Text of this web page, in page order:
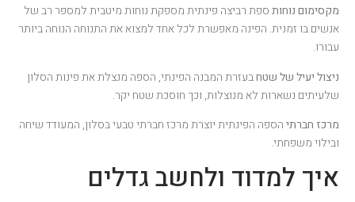
מקסימום נוחותספת רביצה פינתית מספקת נוחות מיטבית למספר רב של
אנשים בו זמנית. הפינה מאפשרת לכל אחד למצוא את התנוחה הנוחה ביותר
עבורו.
ניצול יעיל של שטחבעזרת המבנה הפינתי, הספה מנצלת את פינות הסלון
שלעיתים נשארות לא מנוצלות, וכך חוסכת שטח יקר.
מרכז חברתיהספה הפינתית יוצרת מרכז חברתי טבעי בסלון, המעודד שיחה
ובילוי משפחתי.
איך למדוד ולחשב גדלים